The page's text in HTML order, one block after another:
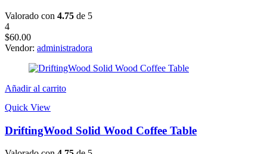
Valorado con 4.75 de 5
4
$60.00
Vendor: administradora
Añadir al carrito
Quick View
DriftingWood Solid Wood Coffee Table